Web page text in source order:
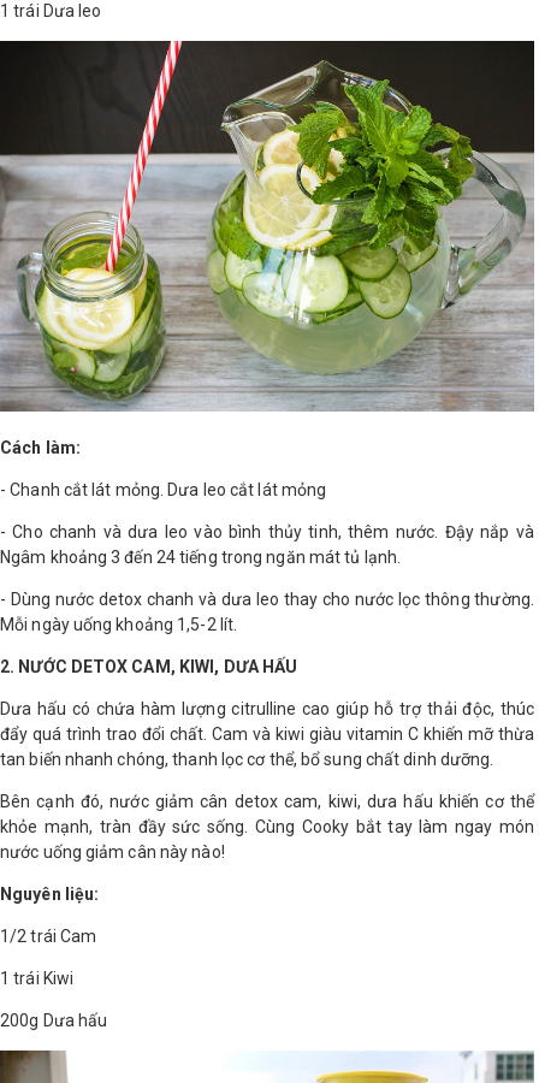
1 trái Dưa leo
Cách làm:
- Chanh cắt lát mỏng. Dưa leo cắt lát mỏng
- Cho chanh và dưa leo vào bình thủy tinh, thêm nước. Đậy nắp và
Ngâm khoảng 3 đến 24 tiếng trong ngăn mát tủ lạnh.
- Dùng nước detox chanh và dưa leo thay cho nước lọc thông thường.
Mỗi ngày uống khoảng 1,5-2 lít.
2. NƯỚC DETOX CAM, KIWI, DƯA HẤU
Dưa hấu có chứa hàm lượng citrulline cao giúp hỗ trợ thải độc, thúc
đẩy quá trình trao đổi chất. Cam và kiwi giàu vitamin C khiến mỡ thừa
tan biến nhanh chóng, thanh lọc cơ thể, bổ sung chất dinh dưỡng.
Bên cạnh đó, nước giảm cân detox cam, kiwi, dưa hấu khiến cơ thể
khỏe mạnh, tràn đầy sức sống. Cùng Cooky bắt tay làm ngay món
nước uống giảm cân này nào!
Nguyên liệu:
1/2 trái Cam
1 trái Kiwi
200g Dưa hấu